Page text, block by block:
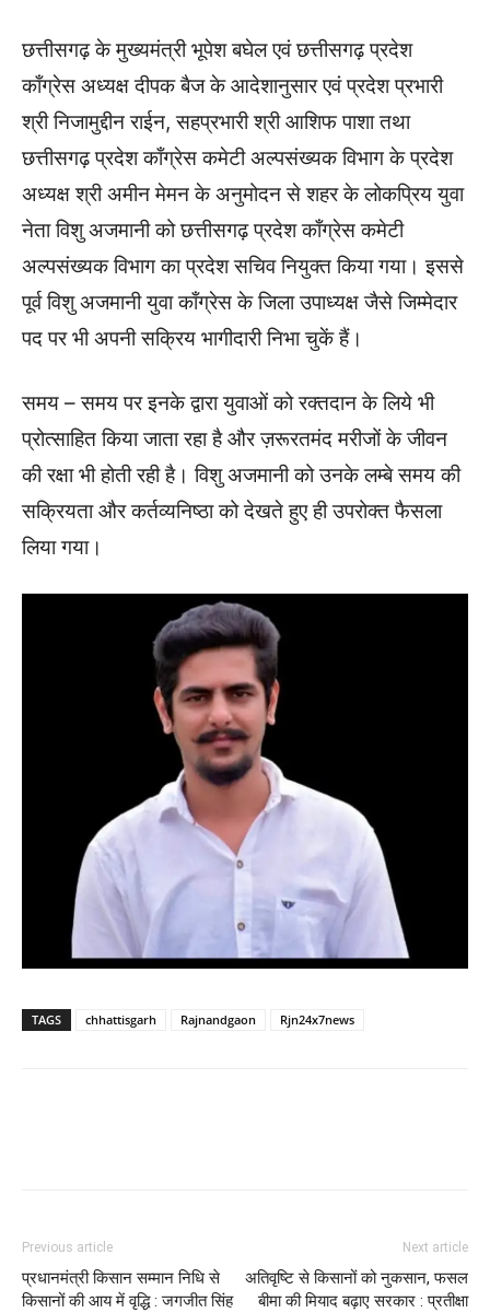
छत्तीसगढ़ के मुख्यमंत्री भूपेश बघेल एवं छत्तीसगढ़ प्रदेश
काँग्रेस अध्यक्ष दीपक बैज के आदेशानुसार एवं प्रदेश प्रभारी
श्री निजामुद्दीन राईन, सहप्रभारी श्री आशिफ पाशा तथा
छत्तीसगढ़ प्रदेश काँग्रेस कमेटी अल्पसंख्यक विभाग के प्रदेश
अध्यक्ष श्री अमीन मेमन के अनुमोदन से शहर के लोकप्रिय युवा
नेता विशु अजमानी को छत्तीसगढ़ प्रदेश काँग्रेस कमेटी
अल्पसंख्यक विभाग का प्रदेश सचिव नियुक्त किया गया। इससे
पूर्व विशु अजमानी युवा काँग्रेस के जिला उपाध्यक्ष जैसे जिम्मेदार
पद पर भी अपनी सक्रिय भागीदारी निभा चुकें हैं।
समय – समय पर इनके द्वारा युवाओं को रक्तदान के लिये भी
प्रोत्साहित किया जाता रहा है और ज़रूरतमंद मरीजों के जीवन
की रक्षा भी होती रही है। विशु अजमानी को उनके लम्बे समय की
सक्रियता और कर्तव्यनिष्ठा को देखते हुए ही उपरोक्त फैसला
लिया गया।
TAGS chhattisgarh Rajnandgaon Rjn24x7news
Previous article
प्रधानमंत्री किसान सम्मान निधि से
किसानों की आय में वृद्धि : जगजीत सिंह
Next article
अतिवृष्टि से किसानों को नुकसान, फसल
बीमा की मियाद बढ़ाए सरकार : प्रतीक्षा